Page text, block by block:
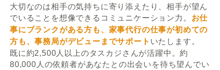
大切なのは相手の気持ちに寄り添えたり、相手が望ん
でいることを想像できるコミュニケーション力。 お仕
事にブランクがある方も、家事代行の仕事が初めての
方も、事務局がデビューまでサポート いたします。
既に約2,500人以上のタスカジさんが活躍中。約
80,000人の依頼者があなたとの出会いを待ち望んでい